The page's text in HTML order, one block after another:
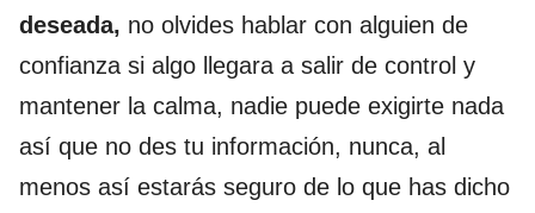
deseada, no olvides hablar con alguien de
confianza si algo llegara a salir de control y
mantener la calma, nadie puede exigirte nada
así que no des tu información, nunca, al
menos así estarás seguro de lo que has dicho